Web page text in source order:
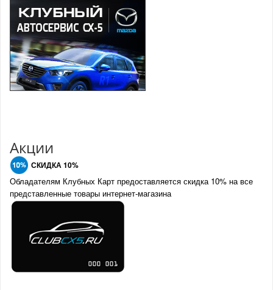
Акции
СКИДКА 10%
Обладателям Клубных Карт предоставляется скидка 10% на все
представленные товары интернет-магазина